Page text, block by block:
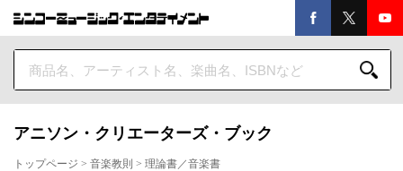
アニソン・クリエーターズ・ブック
トップページ > 音楽教則 > 理論書／音楽書